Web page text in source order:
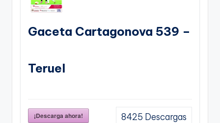
Gaceta Cartagonova 539 –
Teruel
¡Descarga ahora! 8425 Descargas